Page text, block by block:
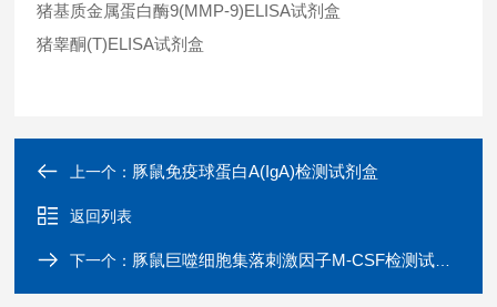
猪基质金属蛋白酶9(MMP-9)ELISA试剂盒
猪睾酮(T)ELISA试剂盒
上一个： 豚鼠免疫球蛋白A(IgA)检测试剂盒
返回列表
下一个： 豚鼠巨噬细胞集落刺激因子M-CSF检测试剂盒